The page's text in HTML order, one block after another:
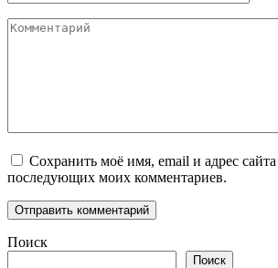
Комментарий
Сохранить моё имя, email и адрес сайта
последующих моих комментариев.
Поиск
Поиск